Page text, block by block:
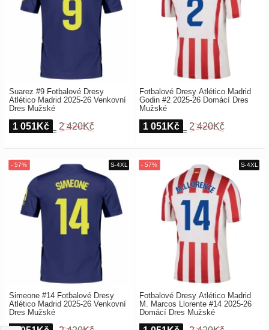
Suarez #9 Fotbalové Dresy
Atlético Madrid 2025-26 Venkovní
Dres Mužské
1 051Kč 2 420Kč
Fotbalové Dresy Atlético Madrid
Godin #2 2025-26 Domácí Dres
Mužské
1 051Kč 2 420Kč
Simeone #14 Fotbalové Dresy
Atlético Madrid 2025-26 Venkovní
Dres Mužské
Fotbalové Dresy Atlético Madrid
M. Marcos Llorente #14 2025-26
Domácí Dres Mužské